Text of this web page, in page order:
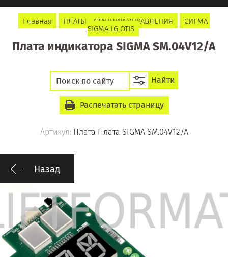
Главная ПЛАТЫ - СТАНЦИИ УПРАВЛЕНИЯ
СИГМА
SIGMA LG OTIS
Плата индикатора SIGMA SM.04V12/A
Найти
Распечатать страницу
Артикул:Плата Плата SIGMA SM.04V12/A
Назад